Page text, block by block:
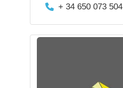
+ 34 650 073 504